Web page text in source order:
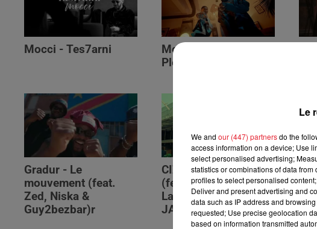
Mocci - Tes7arni
Monsieur Nov‬ -
Please (feat. RSKO)
Gradur - Le
mouvement (feat.
Zed, Niska &
Guy2bezbar)r
CIZA - Isaka II (6am)
(feat. Tems, Omah
Lay, Thukuthela &
JAZZWRLD)
Le
We and our (447) partnersdo the
access information on a device; Use
select personalised advertising;
statistics or combinations of data
profiles to select personalised
Deliver and present advertising and
data such as IP address and
requested; Use precise geolocation
based on information transmitted